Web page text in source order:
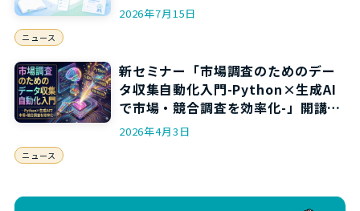
2026年7月15日
ニュース
新セミナー「市場調査のためのデー
タ収集自動化入門-Python×生成AI
で市場・競合調査を効率化-」開講の
お知らせ
2026年4月3日
ニュース